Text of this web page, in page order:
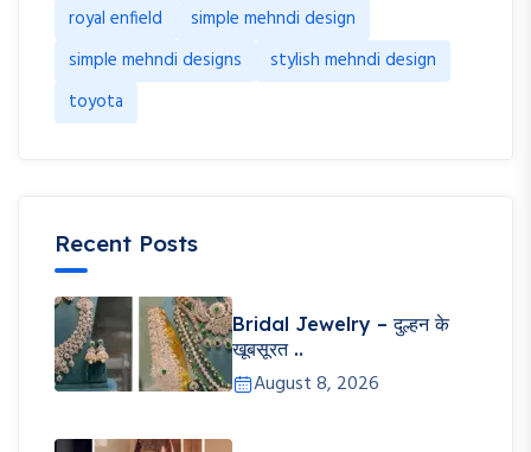
royal enfield
simple mehndi design
simple mehndi designs
stylish mehndi design
toyota
Recent Posts
Bridal Jewelry – दुल्हन के
खूबसूरत ..
August 8, 2026